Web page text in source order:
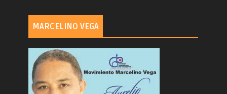
MARCELINO VEGA